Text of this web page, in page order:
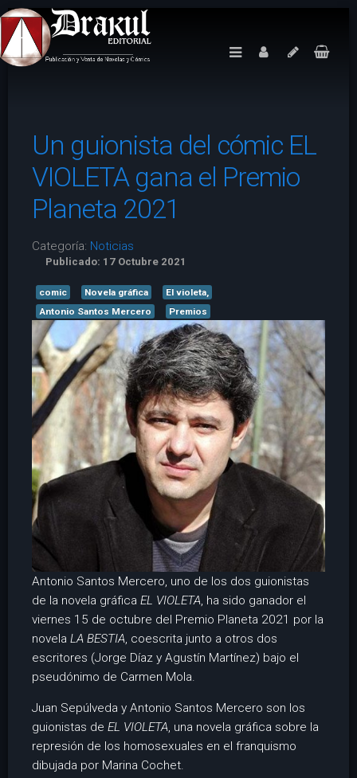
Un guionista del cómic EL
VIOLETA gana el Premio
Planeta 2021
Categoría: Noticias
Publicado: 17 Octubre 2021
comic Novela gráfica
El violeta,
Antonio Santos Mercero
Premios
Antonio Santos Mercero, uno de los dos guionistas
de la novela gráfica EL VIOLETA, ha sido ganador el
viernes 15 de octubre del Premio Planeta 2021 por la
novela LA BESTIA, coescrita junto a otros dos
escritores (Jorge Díaz y Agustín Martínez) bajo el
pseudónimo de Carmen Mola.
Juan Sepúlveda y Antonio Santos Mercero son los
guionistas de EL VIOLETA, una novela gráfica sobre la
represión de los homosexuales en el franquismo
dibujada por Marina Cochet.